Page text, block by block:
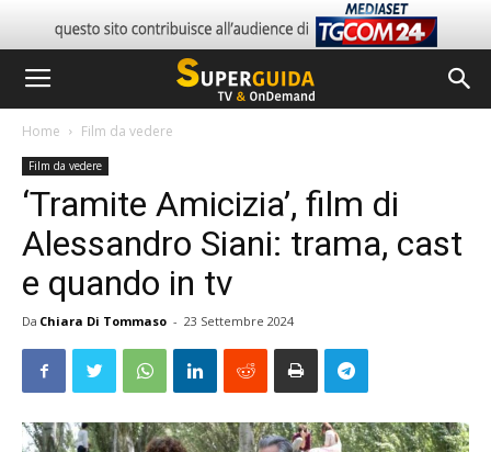
Home Film da vedere
Film da vedere
‘Tramite Amicizia’, film di
Alessandro Siani: trama, cast
e quando in tv
Da Chiara Di Tommaso - 23 Settembre 2024